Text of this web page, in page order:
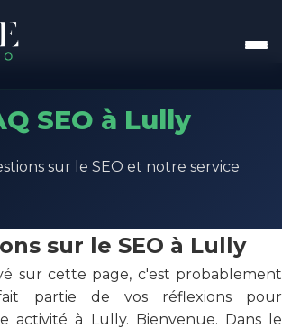
SEO à Lully
sur le SEO et notre service
sur le SEO à Lully
sur cette page, c'est probablement
partie de vos réflexions pour
activité à Lully. Bienvenue. Dans le